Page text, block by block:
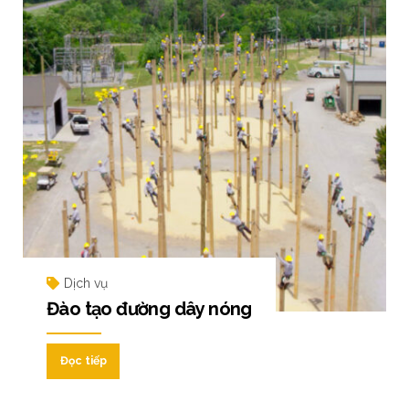
Dịch vụ
Đào tạo đường dây nóng
Đọc tiếp